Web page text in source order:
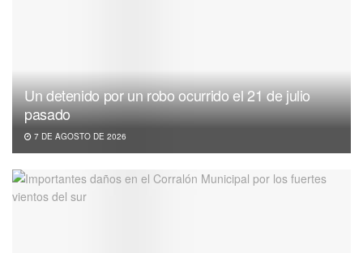
Un detenido por un robo ocurrido el 21 de julio
pasado
7 DE AGOSTO DE 2026